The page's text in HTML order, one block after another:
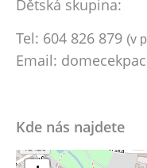
Dětská skupina:
Tel: 604 826 879 (v
Email:
Kde nás najdete